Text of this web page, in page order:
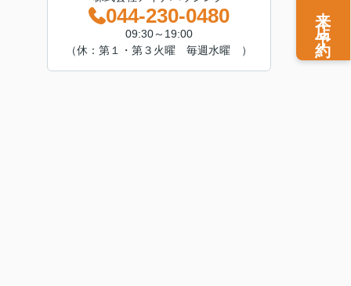
044-230-0480
09:30～19:00
（休：第１・第３火曜 毎週水曜 ）
来店予約